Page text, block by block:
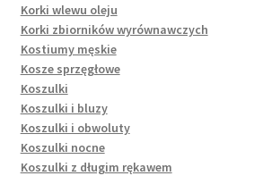
Korki wlewu oleju
Korki zbiorników wyrównawczych
Kostiumy męskie
Kosze sprzęgłowe
Koszulki
Koszulki i bluzy
Koszulki i obwoluty
Koszulki nocne
Koszulki z długim rękawem